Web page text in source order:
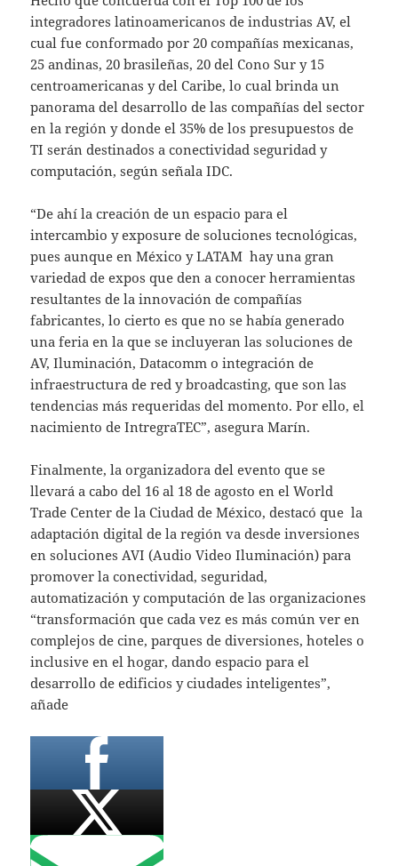
integradores latinoamericanos de industrias AV, el
cual fue conformado por 20 compañías mexicanas,
25 andinas, 20 brasileñas, 20 del Cono Sur y 15
centroamericanas y del Caribe, lo cual brinda un
panorama del desarrollo de las compañías del sector
en la región y donde el 35% de los presupuestos de
TI serán destinados a conectividad seguridad y
computación, según señala IDC.
“De ahí la creación de un espacio para el
intercambio y exposure de soluciones tecnológicas,
pues aunque en México y LATAM hay una gran
variedad de expos que den a conocer herramientas
resultantes de la innovación de compañías
fabricantes, lo cierto es que no se había generado
una feria en la que se incluyeran las soluciones de
AV, Iluminación, Datacomm o integración de
infraestructura de red y broadcasting, que son las
tendencias más requeridas del momento. Por ello, el
nacimiento de IntregraTEC”, asegura Marín.
Finalmente, la organizadora del evento que se
llevará a cabo del 16 al 18 de agosto en el World
Trade Center de la Ciudad de México, destacó que la
adaptación digital de la región va desde inversiones
en soluciones AVI (Audio Video Iluminación) para
promover la conectividad, seguridad,
automatización y computación de las organizaciones
“transformación que cada vez es más común ver en
complejos de cine, parques de diversiones, hoteles o
inclusive en el hogar, dando espacio para el
desarrollo de edificios y ciudades inteligentes”,
añade